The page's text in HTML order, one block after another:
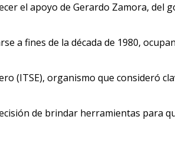
el apoyo de Gerardo Zamora, del
a fines de la década de 1980,
(ITSE), organismo que consideró
de brindar herramientas para